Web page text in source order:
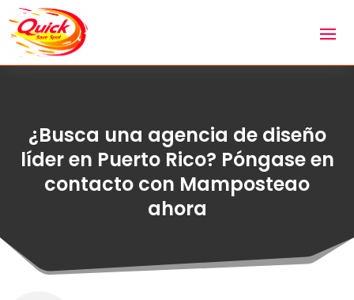
¿Busca una agencia de diseño
líder en Puerto Rico? Póngase en
contacto con Mamposteao
ahora